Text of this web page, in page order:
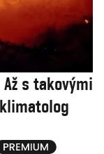
s takovými